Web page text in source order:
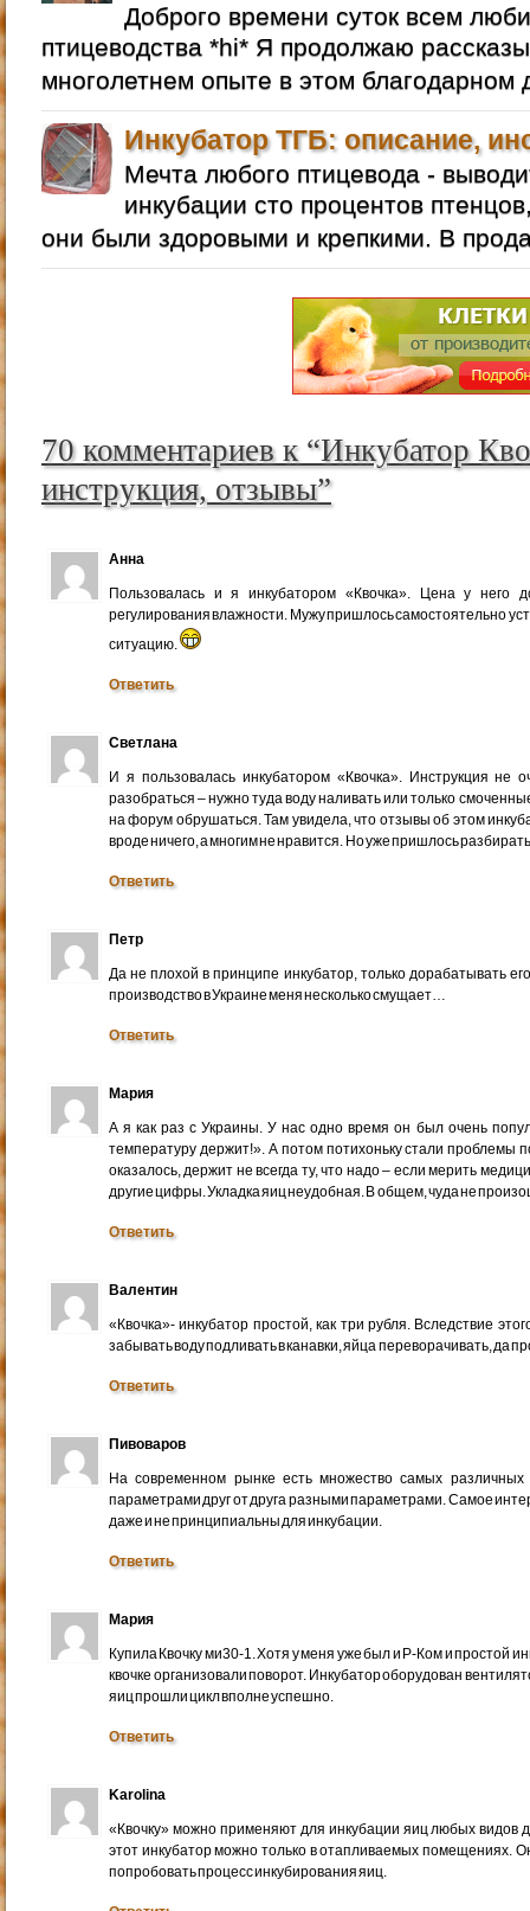
Доброго времени суток всем
птицеводства *hi* Я продолжаю
многолетнем опыте в этом
Инкубатор ТГБ: описание,
Мечта любого птицевода -
инкубации сто процентов
они были здоровыми и крепкими. В
70 комментариев к “Инкубатор
инструкция, отзывы”
Анна
Пользовалась и я инкубатором «Квочка». Цена у него
регулирования влажности. Мужу пришлось самостоятельно
ситуацию.
Ответить
Светлана
И я пользовалась инкубатором «Квочка». Инструкция не
разобраться – нужно туда воду наливать или только
на форум обрушаться. Там увидела, что отзывы об этом
вроде ничего, а многим не нравится. Но уже пришлось
Ответить
Петр
Да не плохой в принципе инкубатор, только дорабатывать
производство в Украине меня несколько смущает…
Ответить
Мария
А я как раз с Украины. У нас одно время он был очень
температуру держит!». А потом потихоньку стали проблемы
оказалось, держит не всегда ту, что надо – если мерить
другие цифры. Укладка яиц неудобная. В общем, чуда не
Ответить
Валентин
«Квочка»- инкубатор простой, как три рубля. Вследствие
забывать воду подливать в канавки, яйца переворачивать, да
Ответить
Пивоваров
На современном рынке есть множество самых
параметрами друг от друга разными параметрами. Самое
даже и не принципиальны для инкубации.
Ответить
Мария
Купила Квочку ми30-1. Хотя у меня уже был и Р-Ком и простой
квочке организовали поворот. Инкубатор оборудован
яиц прошли цикл вполне успешно.
Ответить
Karolina
«Квочку» можно применяют для инкубации яиц любых видов
этот инкубатор можно только в отапливаемых помещениях.
попробовать процесс инкубирования яиц.